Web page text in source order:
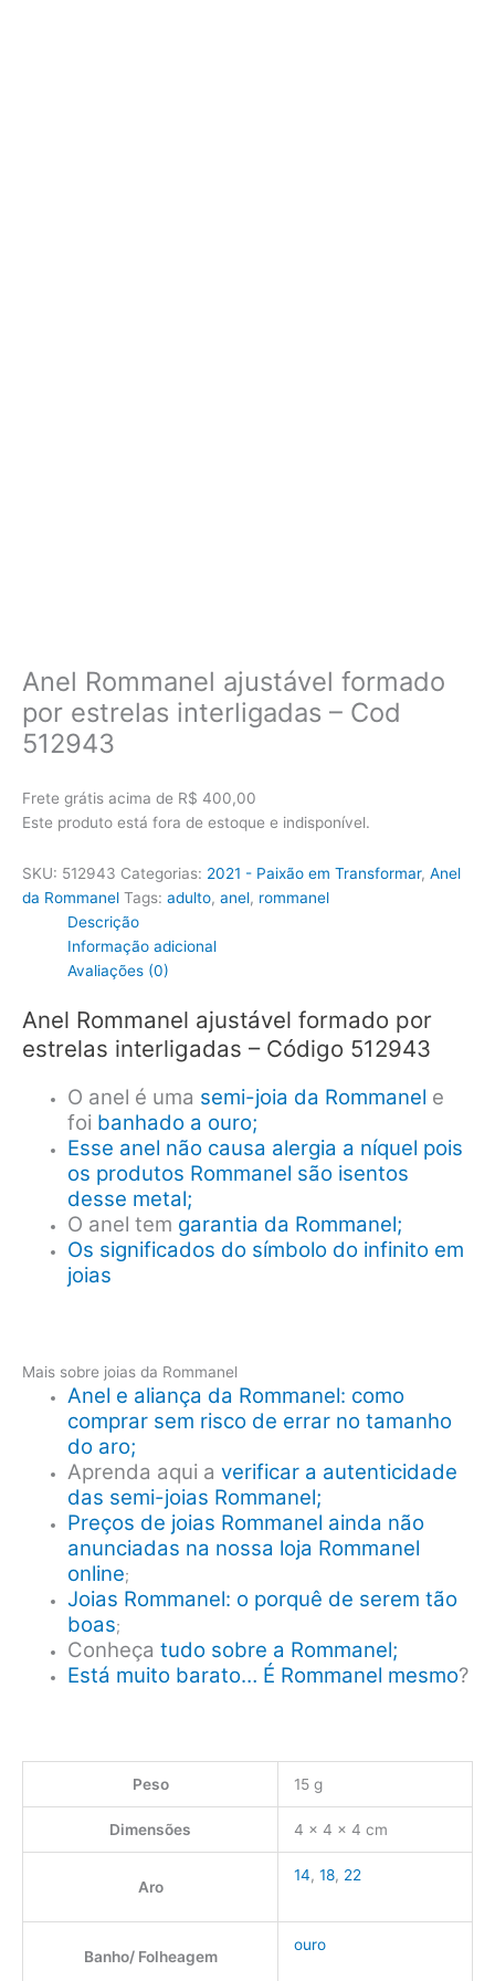
Anel Rommanel ajustável formado
por estrelas interligadas – Cod
512943
Frete grátis acima de R$ 400,00
Este produto está fora de estoque e indisponível.
SKU: 512943 Categorias: 2021 - Paixão em Transformar, Anel
da Rommanel Tags: adulto, anel, rommanel
Descrição
Informação adicional
Avaliações (0)
Anel Rommanel ajustável formado por
estrelas interligadas – Código 512943
O anel é uma semi-joia da Rommanel e
foi banhado a ouro;
Esse anel não causa alergia a níquel pois
os produtos Rommanel são isentos
desse metal;
O anel tem garantia da Rommanel;
Os significados do símbolo do infinito em
joias
Mais sobre joias da Rommanel
Anel e aliança da Rommanel: como
comprar sem risco de errar no tamanho
do aro;
Aprenda aqui averificar a autenticidade
das semi-joias Rommanel;
Preços de joias Rommanel ainda não
anunciadas na nossa loja Rommanel
online;
Joias Rommanel: o porquê de serem tão
boas;
Conheçatudo sobre a Rommanel;
Está muito barato… É Rommanel mesmo?
Peso 15 g
Dimensões 4 × 4 × 4 cm
Aro
14, 18, 22
Banho/ Folheagem
ouro